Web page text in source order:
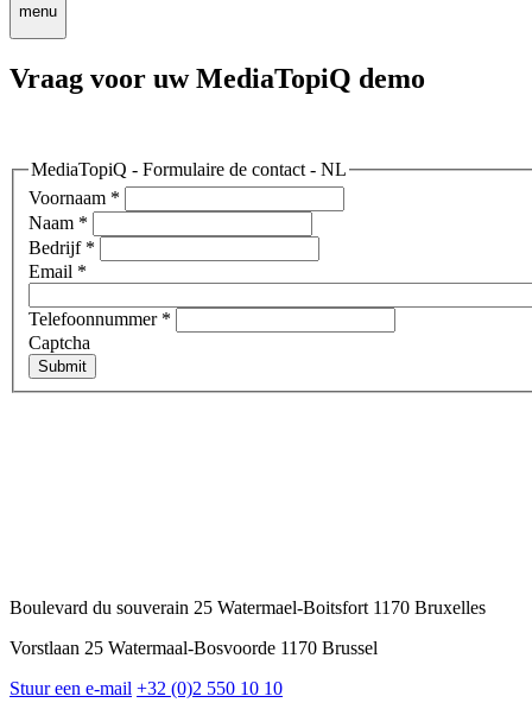
menu
Vraag voor uw MediaTopiQ demo
MediaTopiQ - Formulaire de contact - NL
Voornaam *
Naam *
Bedrijf *
Email *
Telefoonnummer *
Captcha
Submit
Boulevard du souverain 25 Watermael-Boitsfort 1170 Bruxelles
Vorstlaan 25 Watermaal-Bosvoorde 1170 Brussel
Stuur een e-mail +32 (0)2 550 10 10